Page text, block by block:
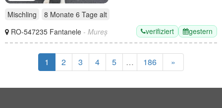
Mischling 8 Monate 6 Tage alt
RO-547235 Fantanele - Mureș verifiziert gestern
1 2 3 4 5 … 186 »